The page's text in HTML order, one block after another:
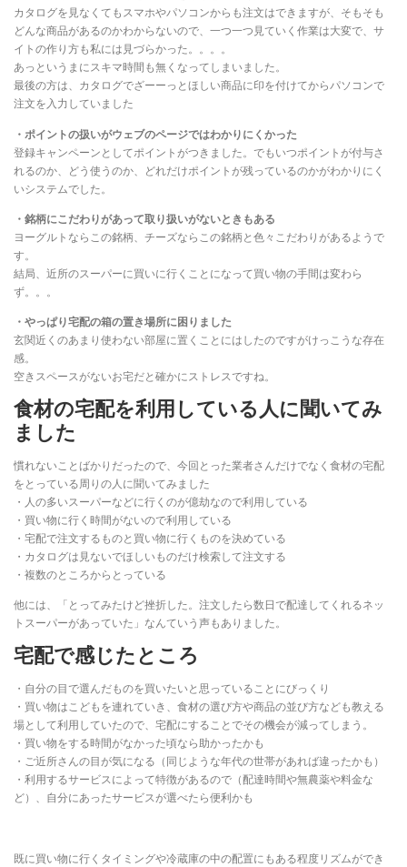
カタログを見なくてもスマホやパソコンからも注文はできますが、そもそも
どんな商品があるのかわからないので、一つ一つ見ていく作業は大変で、サ
イトの作り方も私には見づらかった。。。。
あっというまにスキマ時間も無くなってしまいました。
最後の方は、カタログでざーーっとほしい商品に印を付けてからパソコンで
注文を入力していました
・ポイントの扱いがウェブのページではわかりにくかった
登録キャンペーンとしてポイントがつきました。でもいつポイントが付与さ
れるのか、どう使うのか、どれだけポイントが残っているのかがわかりにく
いシステムでした。
・銘柄にこだわりがあって取り扱いがないときもある
ヨーグルトならこの銘柄、チーズならこの銘柄と色々こだわりがあるようで
す。
結局、近所のスーパーに買いに行くことになって買い物の手間は変わら
ず。。。
・やっぱり宅配の箱の置き場所に困りました
玄関近くのあまり使わない部屋に置くことにはしたのですがけっこうな存在
感。
空きスペースがないお宅だと確かにストレスですね。
食材の宅配を利用している人に聞いてみ
ました
慣れないことばかりだったので、今回とった業者さんだけでなく食材の宅配
をとっている周りの人に聞いてみました
・人の多いスーパーなどに行くのが億劫なので利用している
・買い物に行く時間がないので利用している
・宅配で注文するものと買い物に行くものを決めている
・カタログは見ないでほしいものだけ検索して注文する
・複数のところからとっている
他には、「とってみたけど挫折した。注文したら数日で配達してくれるネッ
トスーパーがあっていた」なんていう声もありました。
宅配で感じたところ
・自分の目で選んだものを買いたいと思っていることにびっくり
・買い物はこどもを連れていき、食材の選び方や商品の並び方なども教える
場として利用していたので、宅配にすることでその機会が減ってしまう。
・買い物をする時間がなかった頃なら助かったかも
・ご近所さんの目が気になる（同じような年代の世帯があれば違ったかも）
・利用するサービスによって特徴があるので（配達時間や無農薬や料金な
ど）、自分にあったサービスが選べたら便利かも
既に買い物に行くタイミングや冷蔵庫の中の配置にもある程度リズムができ